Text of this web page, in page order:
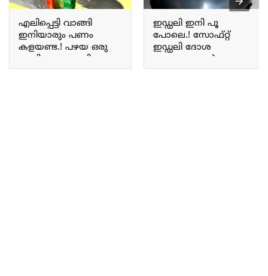
എലിപ്പെട്ടി വാങ്ങി
ഇനിയാരും പണം
കളയണ്ട.! പഴയ ഒരു
കുപ്പി മാത്രം മതി;
എലിക്കെണി വീട്ടിൽ
ഇഡ്ഡലി ഇനി പൂ
പോലെ.! സോഫ്റ്റ്
ഇഡ്ഡലി ദോശ
തയ്യാറാക്കാൻ
പലർക്കും അറിയാത്ത